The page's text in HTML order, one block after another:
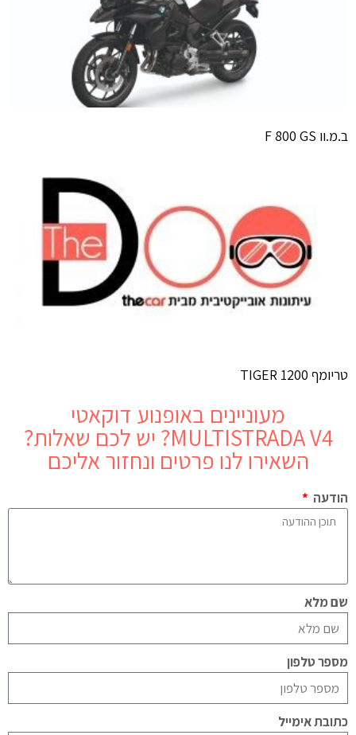
ב.מ.וו F 800 GS
טריומף TIGER 1200
מעוניינים באופנוע דוקאטי
MULTISTRADA V4? יש לכם שאלות?
השאירו לנו פרטים ונחזור אליכם
הודעה
שם מלא
מספר טלפון
כתובת אימייל